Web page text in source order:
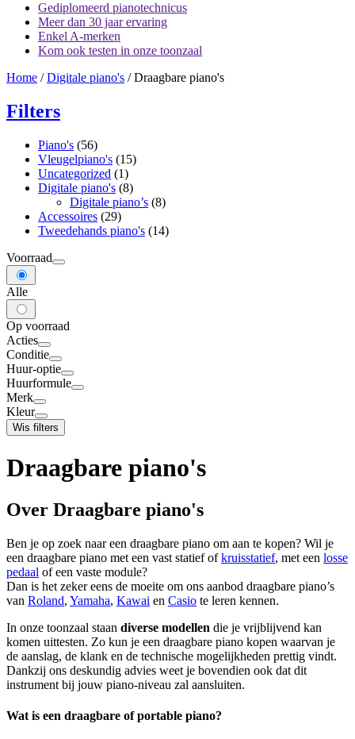
Gediplomeerd pianotechnicus
Meer dan 30 jaar ervaring
Enkel A-merken
Kom ook testen in onze toonzaal
Home /Digitale piano's / Draagbare piano's
Filters
Piano's (56)
Vleugelpiano's (15)
Uncategorized (1)
Digitale piano's (8)
Digitale piano’s (8)
Accessoires (29)
Tweedehands piano's (14)
Voorraad
Alle
Op voorraad
Acties
Conditie
Huur-optie
Huurformule
Merk
Kleur
Wis filters
Draagbare piano's
Over Draagbare piano's
Ben je op zoek naar een draagbare piano om aan te kopen? Wil je
een draagbare piano met een vast statief ofkruisstatief, met een losse
pedaal of een vaste module?
Dan is het zeker eens de moeite om ons aanbod draagbare piano’s
van Roland, Yamaha, Kawai en Casio te leren kennen.
In onze toonzaal staan diverse modellen die je vrijblijvend kan
komen uittesten. Zo kun je een draagbare piano kopen waarvan je
de aanslag, de klank en de technische mogelijkheden prettig vindt.
Dankzij ons deskundig advies weet je bovendien ook dat dit
instrument bij jouw piano-niveau zal aansluiten.
Wat is een draagbare of portable piano?